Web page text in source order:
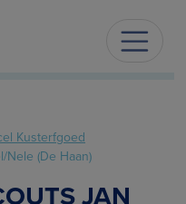
Kusterfgoed
Nele (De Haan)
JAN